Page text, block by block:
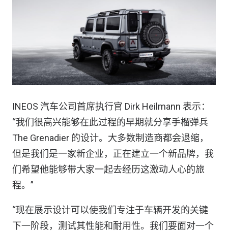
INEOS 汽车公司首席执行官 Dirk Heilmann 表示：
“我们很高兴能够在此过程的早期就分享手榴弹兵
The Grenadier 的设计。大多数制造商都会退缩，
但是我们是一家新企业，正在建立一个新品牌，我
们希望他能够带大家一起去经历这激动人心的旅
程。”
“现在展示设计可以使我们专注于车辆开发的关键
下一阶段，测试其性能和耐用性。我们要面对一个